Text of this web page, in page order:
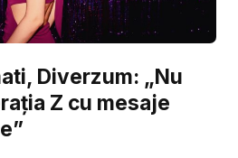
Diverzum: „Nu
Z cu mesaje